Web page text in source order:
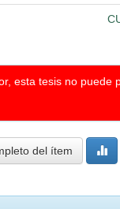
esta tesis no
del ítem